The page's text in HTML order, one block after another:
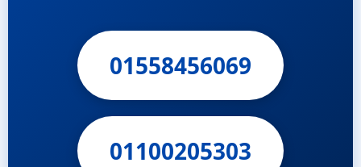
01558456069
01100205303